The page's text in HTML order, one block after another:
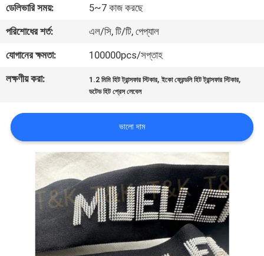
যোগাযোগ
করুন
উদ্ধৃতির
আবেদন
PRIVACY
POLICY
ডেলিভারি সময়:
5~7 কাজ করছে
পরিশোধের শর্ত:
এল/সি, টি/টি, পেপ্যাল
যোগানের ক্ষমতা:
100000pcs/সপ্তাহ
লক্ষণীয় করা:
1.2 মিমি হিট ট্রান্সফার স্টিকার,ইকো ফ্রেন্ডলি হিট ট্রান্সফার স্টিকার,
ডটেড হিট প্রেস লেবেল
ভালো দাম